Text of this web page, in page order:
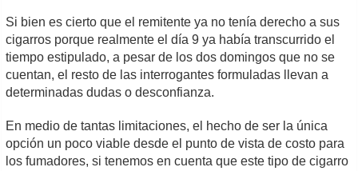
Si bien es cierto que el remitente ya no tenía derecho a sus
cigarros porque realmente el día 9 ya había transcurrido el
tiempo estipulado, a pesar de los dos domingos que no se
cuentan, el resto de las interrogantes formuladas llevan a
determinadas dudas o desconfianza.
En medio de tantas limitaciones, el hecho de ser la única
opción un poco viable desde el punto de vista de costo para
los fumadores, si tenemos en cuenta que este tipo de cigarro